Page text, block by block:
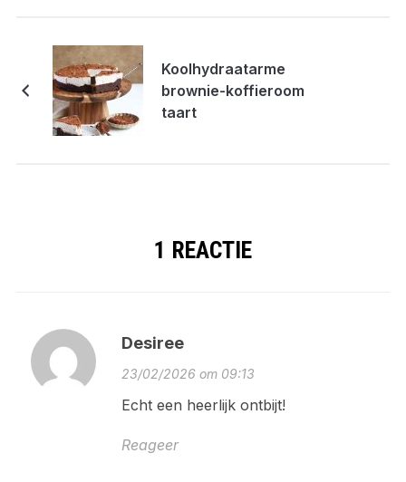
Koolhydraatarme
brownie-koffieroom
taart
1 REACTIE
Desiree
23/02/2026 om 09:13
Echt een heerlijk ontbijt!
Reageer